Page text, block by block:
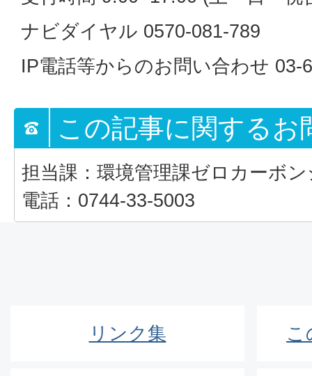
ナビダイヤル 0570-081-789
IP電話等からのお問い合わせ 03-
この記事に関するお
担当課：環境管理課ゼロカーボ
電話：0744-33-5003
リンク集 こ